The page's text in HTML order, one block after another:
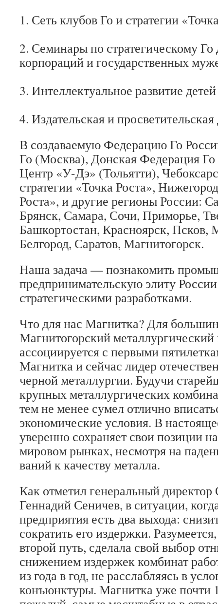
1. Сеть клубов Го и стратегии
2. Семинары по стратегическому Го
корпораций и государственных
3. Интеллектуальное развитие
4. Издательская и
В создаваемую Федерацию Го
Го (Москва), Донская Федерация
Центр «У-Дэ» (Тольятти),
стратегии «Точка Роста»,
Роста», и другие регионы России:
Брянск, Самара, Сочи, Приморье,
Башкортостан, Красноярск,
Белгород, Саратов, Магнитогорск.
Наша задача — познакомить
предпринимательскую элиту
стратегическими разработками.
Что для нас Магнитка? Для
Магнитогорский металлургический
ассоциируется с первыми
Магнитка и сейчас лидер
черной метал­лургии. Будучи
крупных метал­лургических
тем не менее сумел отлично
экономические усло­вия. В
уверенно сохраняет свои позиции
мировом рынках, несмотря на
ваний к качеству металла.
Как отметил генеральный
Геннадий Сеничев, в ситуации,
пред­приятия есть два выхода:
сократить его издержки.
второй путь, сделала свой выбор
сниже­нием издержек комбинат
из года в год, не расслабляясь в
конъюнктуры. Магнитка уже почти